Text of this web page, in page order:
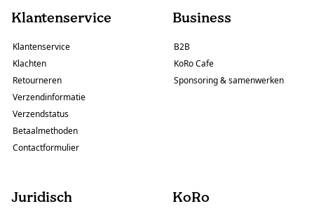
Klantenservice
Klantenservice
Klachten
Retourneren
Verzendinformatie
Verzendstatus
Betaalmethoden
Contactformulier
Business
B2B
KoRo Cafe
Sponsoring & samenwerken
Juridisch KoRo